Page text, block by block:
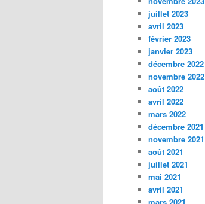
juillet 2023
avril 2023
février 2023
janvier 2023
décembre 2022
novembre 2022
août 2022
avril 2022
mars 2022
décembre 2021
novembre 2021
août 2021
juillet 2021
mai 2021
avril 2021